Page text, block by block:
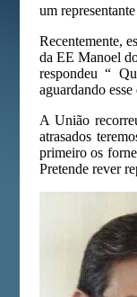
um
Recentemente,
da EE Manoel
respondeu “
aguardando
A União
atrasados
primeiro os
Pretende rever